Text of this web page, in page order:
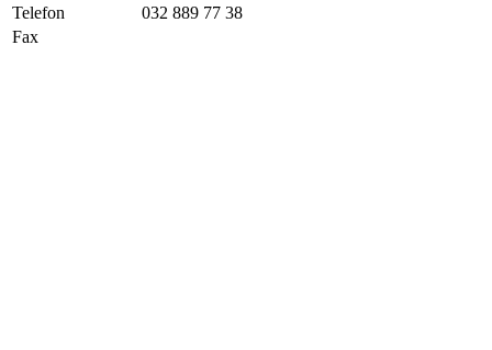
Telefon
032 889 77 38
Fax